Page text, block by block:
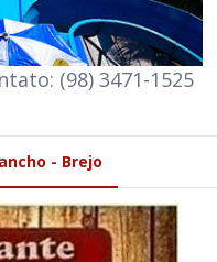
(98) 3471-1525
- Brejo